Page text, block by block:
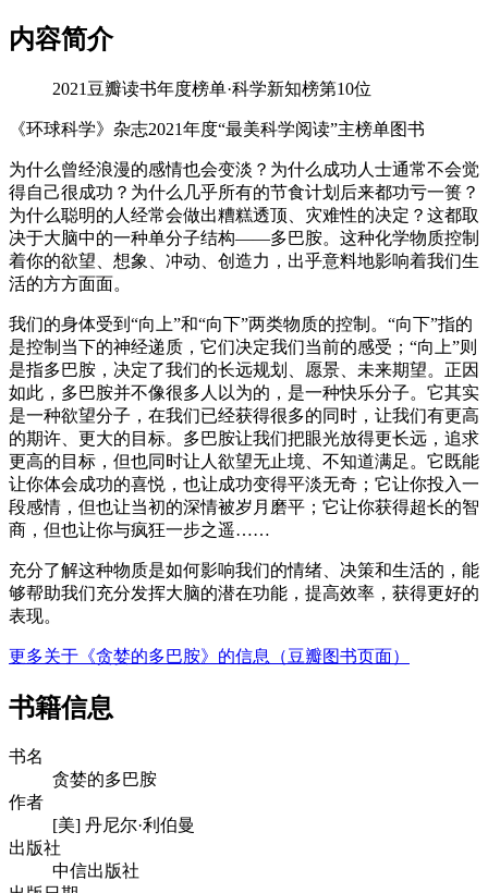
内容简介
2021豆瓣读书年度榜单·科学新知榜第10位
《环球科学》杂志2021年度“最美科学阅读”主榜单图书
为什么曾经浪漫的感情也会变淡？为什么成功人士通常不会觉
得自己很成功？为什么几乎所有的节食计划后来都功亏一篑？
为什么聪明的人经常会做出糟糕透顶、灾难性的决定？这都取
决于大脑中的一种单分子结构——多巴胺。这种化学物质控制
着你的欲望、想象、冲动、创造力，出乎意料地影响着我们生
活的方方面面。
我们的身体受到“向上”和“向下”两类物质的控制。“向下”指的
是控制当下的神经递质，它们决定我们当前的感受；“向上”则
是指多巴胺，决定了我们的长远规划、愿景、未来期望。正因
如此，多巴胺并不像很多人以为的，是一种快乐分子。它其实
是一种欲望分子，在我们已经获得很多的同时，让我们有更高
的期许、更大的目标。多巴胺让我们把眼光放得更长远，追求
更高的目标，但也同时让人欲望无止境、不知道满足。它既能
让你体会成功的喜悦，也让成功变得平淡无奇；它让你投入一
段感情，但也让当初的深情被岁月磨平；它让你获得超长的智
商，但也让你与疯狂一步之遥……
充分了解这种物质是如何影响我们的情绪、决策和生活的，能
够帮助我们充分发挥大脑的潜在功能，提高效率，获得更好的
表现。
更多关于《贪婪的多巴胺》的信息（豆瓣图书页面）
书籍信息
书名
贪婪的多巴胺
作者
[美] 丹尼尔·利伯曼
出版社
中信出版社